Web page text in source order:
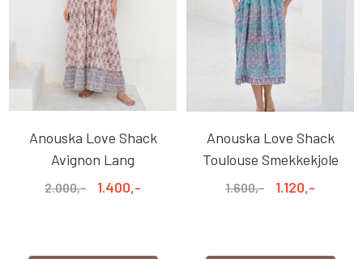
Anouska Love Shack
Avignon Lang
Smekkekjole ...
2.000,- 1.400,-
Anouska Love Shack
Toulouse Smekkekjole
Aqua Pink
1.600,- 1.120,-